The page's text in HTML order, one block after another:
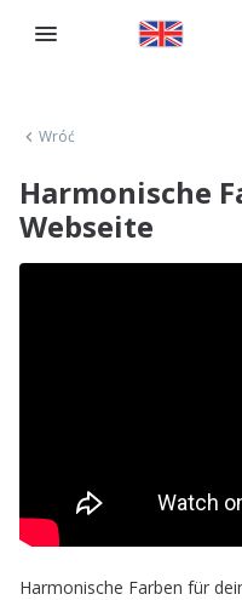
Wróć
Harmonische
Webseite
Harmonische Farben für